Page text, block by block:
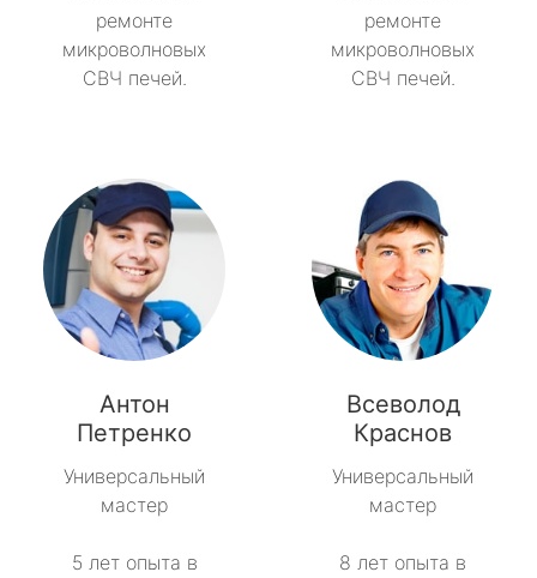
ремонте
микроволновых
СВЧ печей.
ремонте
микроволновых
СВЧ печей.
Антон
Петренко
Универсальный
мастер
5 лет опыта в
Всеволод
Краснов
Универсальный
мастер
8 лет опыта в